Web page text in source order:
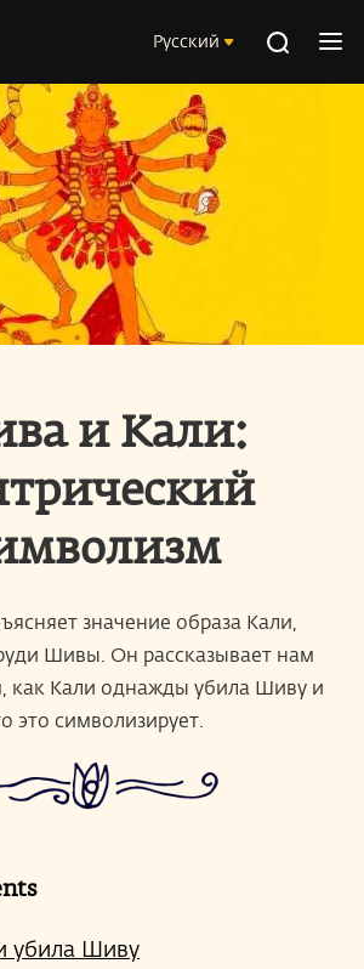
Русский
и Кали:
значение образа Кали,
Шивы. Он рассказывает нам
как Кали однажды убила Шиву и
это символизирует.
убила Шиву